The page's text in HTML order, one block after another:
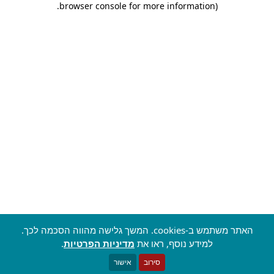
browser console for more information)
.
האתר משתמש ב-cookies. המשך גלישה מהווה הסכמה לכך.
למידע נוסף, ראו את מדיניות הפרטיות.
סירוב אישור